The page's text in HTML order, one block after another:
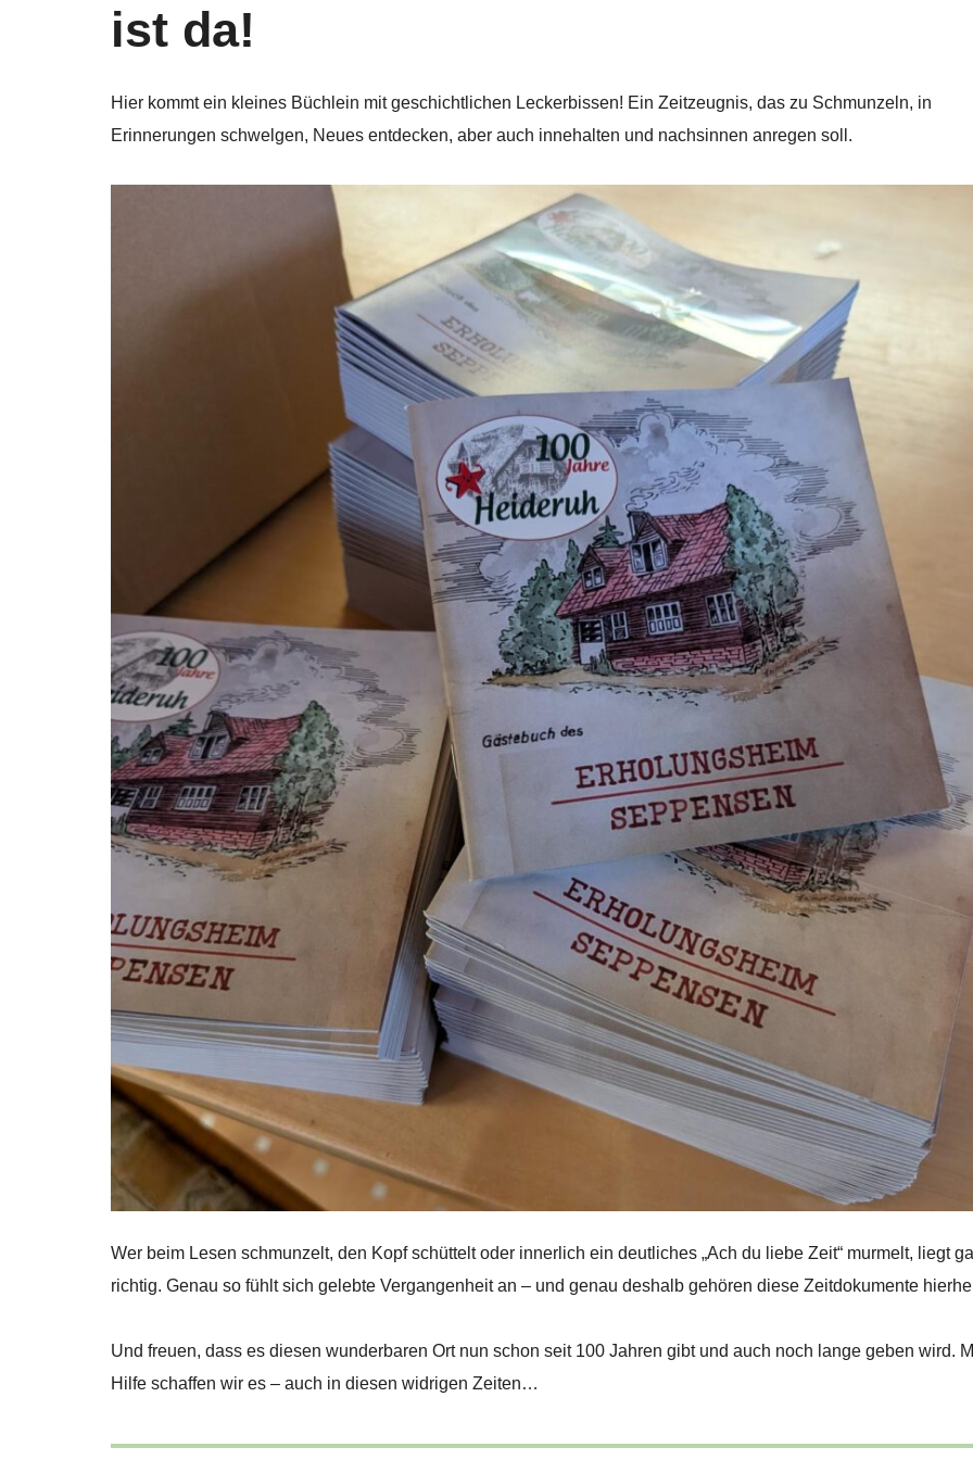
ist da!
Hier kommt ein kleines Büchlein mit geschichtlichen Leckerbissen! Ein Zeitzeugnis, das zu Schmunzeln, in
Erinnerungen schwelgen, Neues entdecken, aber auch innehalten und nachsinnen anregen soll.
Wer beim Lesen schmunzelt, den Kopf schüttelt oder innerlich ein deutliches „Ach du liebe Zeit“ murmelt, liegt
richtig. Genau so fühlt sich gelebte Vergangenheit an – und genau deshalb gehören diese Zeitdokumente
Und freuen, dass es diesen wunderbaren Ort nun schon seit 100 Jahren gibt und auch noch lange geben wird.
Hilfe schaffen wir es – auch in diesen widrigen Zeiten…